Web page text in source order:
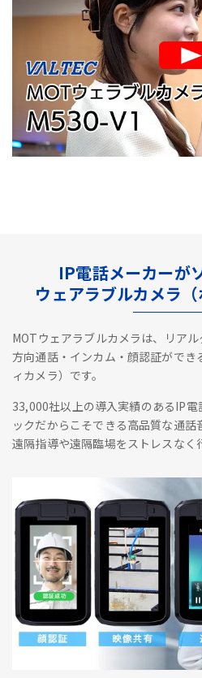
IP電話メーカーが
ウェアラブルカメラ（
MOTウェアラブルカメラは、リア
方向通話・インカム・顔認証がで
ィカメラ）です。
33,000社以上の導入実績のあるIP
ックだからこそできる高品質な通話
遠隔指導や遠隔臨場をストレスなく